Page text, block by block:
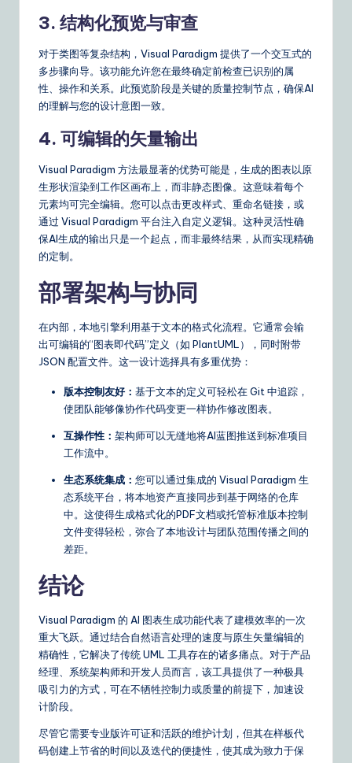
3. 结构化预览与审查
对于类图等复杂结构，Visual Paradigm 提供了一个交互式的
多步骤向导。该功能允许您在最终确定前检查已识别的属
性、操作和关系。此预览阶段是关键的质量控制节点，确保AI
的理解与您的设计意图一致。
4. 可编辑的矢量输出
Visual Paradigm 方法最显著的优势可能是，生成的图表以原
生形状渲染到工作区画布上，而非静态图像。这意味着每个
元素均可完全编辑。您可以点击更改样式、重命名链接，或
通过 Visual Paradigm 平台注入自定义逻辑。这种灵活性确
保AI生成的输出只是一个起点，而非最终结果，从而实现精确
的定制。
部署架构与协同
在内部，本地引擎利用基于文本的格式化流程。它通常会输
出可编辑的“图表即代码”定义（如 PlantUML），同时附带
JSON 配置文件。这一设计选择具有多重优势：
版本控制友好： 基于文本的定义可轻松在 Git 中追踪，
使团队能够像协作代码变更一样协作修改图表。
互操作性： 架构师可以无缝地将AI蓝图推送到标准项目
工作流中。
生态系统集成： 您可以通过集成的 Visual Paradigm 生
态系统平台，将本地资产直接同步到基于网络的仓库
中。这使得生成格式化的PDF文档或托管标准版本控制
文件变得轻松，弥合了本地设计与团队范围传播之间的
差距。
结论
Visual Paradigm 的 AI 图表生成功能代表了建模效率的一次
重大飞跃。通过结合自然语言处理的速度与原生矢量编辑的
精确性，它解决了传统 UML 工具存在的诸多痛点。对于产品
经理、系统架构师和开发人员而言，该工具提供了一种极具
吸引力的方式，可在不牺牲控制力或质量的前提下，加速设
计阶段。
尽管它需要专业版许可证和活跃的维护计划，但其在样板代
码创建上节省的时间以及迭代的便捷性，使其成为致力于保